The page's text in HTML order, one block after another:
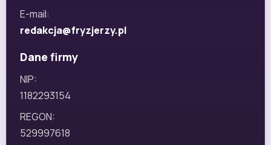
E-mail:
redakcja@fryzjerzy.pl
Dane firmy
NIP:
1182293154
REGON:
529997618